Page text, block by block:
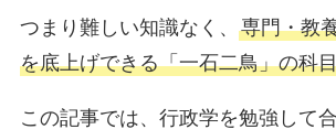
つまり難しい知識なく、 専門・教
を底上げできる「一石二鳥」の科
この記事では、行政学を勉強して